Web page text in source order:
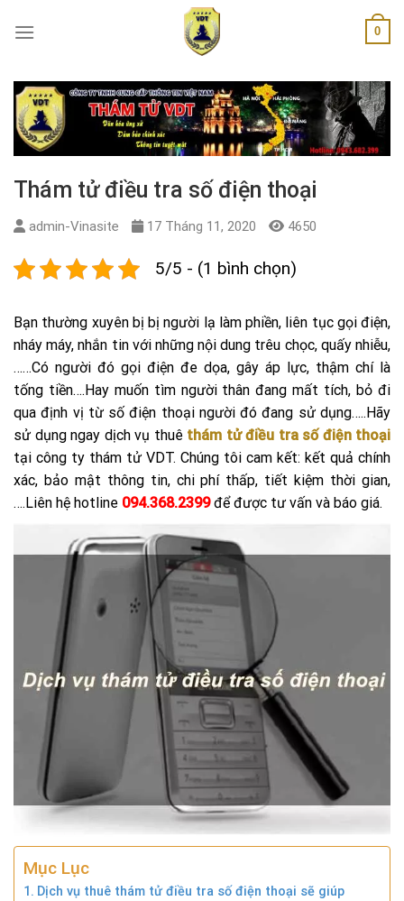
0
Thám tử điều tra số điện thoại
admin-Vinasite 17 Tháng 11, 2020 4650
5/5 - (1 bình chọn)
Bạn thường xuyên bị bị người lạ làm phiền, liên tục gọi điện,
nháy máy, nhắn tin với những nội dung trêu chọc, quấy nhiễu,
……Có người đó gọi điện đe dọa, gây áp lực, thậm chí là
tống tiền….Hay muốn tìm người thân đang mất tích, bỏ đi
qua định vị từ số điện thoại người đó đang sử dụng…..Hãy
sử dụng ngay dịch vụ thuê thám tử điều tra số điện thoại
tại công ty thám tử VDT. Chúng tôi cam kết: kết quả chính
xác, bảo mật thông tin, chi phí thấp, tiết kiệm thời gian,
….Liên hệ hotline 094.368.2399 để được tư vấn và báo giá.
Mục Lục
Dịch vụ thuê thám tử điều tra số điện thoại sẽ giúp